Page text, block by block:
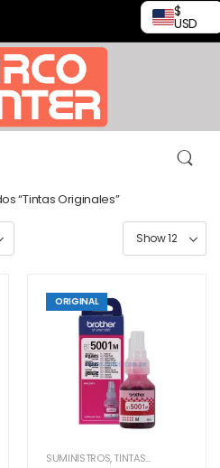
$
USD
“Tintas Originales”
ORIGINAL
SUMINISTROS,TINTAS BROTHER